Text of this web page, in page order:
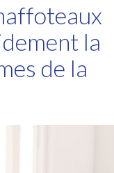
la
de la